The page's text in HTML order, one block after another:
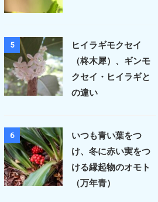
5
ヒイラギモクセイ
（柊木犀）、ギンモ
クセイ・ヒイラギと
の違い
6
いつも青い葉をつ
け、冬に赤い実をつ
ける縁起物のオモト
（万年青）